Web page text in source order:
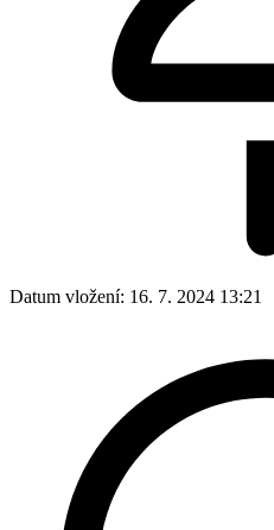
Datum vložení: 16. 7. 2024 13:21